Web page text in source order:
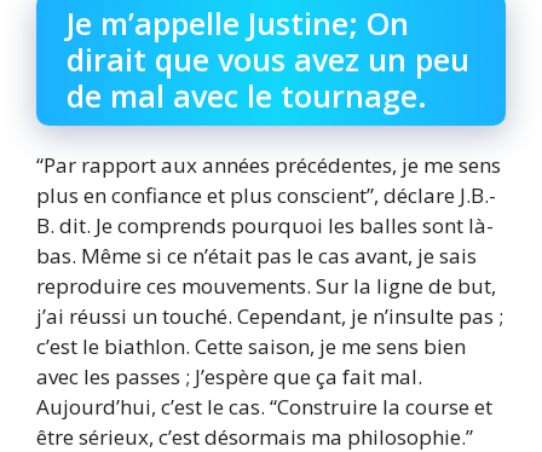
Je m’appelle Justine; On
dirait que vous avez un peu
de mal avec le tournage.
“Par rapport aux années précédentes, je me sens
plus en confiance et plus conscient”, déclare J.B.-
B. dit. Je comprends pourquoi les balles sont là-
bas. Même si ce n’était pas le cas avant, je sais
reproduire ces mouvements. Sur la ligne de but,
j’ai réussi un touché. Cependant, je n’insulte pas ;
c’est le biathlon. Cette saison, je me sens bien
avec les passes ; J’espère que ça fait mal.
Aujourd’hui, c’est le cas. “Construire la course et
être sérieux, c’est désormais ma philosophie.”